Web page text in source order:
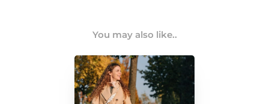
You may also like..